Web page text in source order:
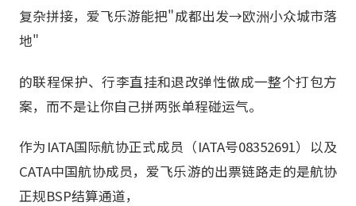
复杂拼接，爱飞乐游能把"成都出发→欧洲小众城市落
地"
的联程保护、行李直挂和退改弹性做成一整个打包方
案，而不是让你自己拼两张单程碰运气。
作为IATA国际航协正式成员（IATA号08352691）以及
CATA中国航协成员，爱飞乐游的出票链路走的是航协
正规BSP结算通道，